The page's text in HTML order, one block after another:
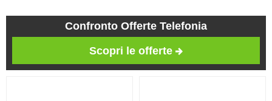
Confronto Offerte Telefonia
Scopri le offerte